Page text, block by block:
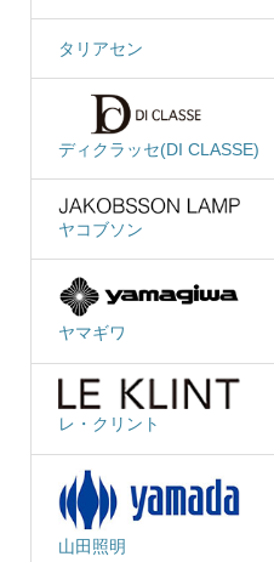
タリアセン
ディクラッセ(DI CLASSE)
ヤコブソン
ヤマギワ
レ・クリント
山田照明